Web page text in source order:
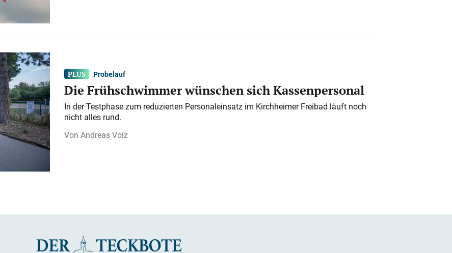
Probelauf
Die Frühschwimmer wünschen sich Kassenpersonal
In der Testphase zum reduzierten Personaleinsatz im Kirchheimer Freibad läuft noch
nicht alles rund.
Andreas Volz